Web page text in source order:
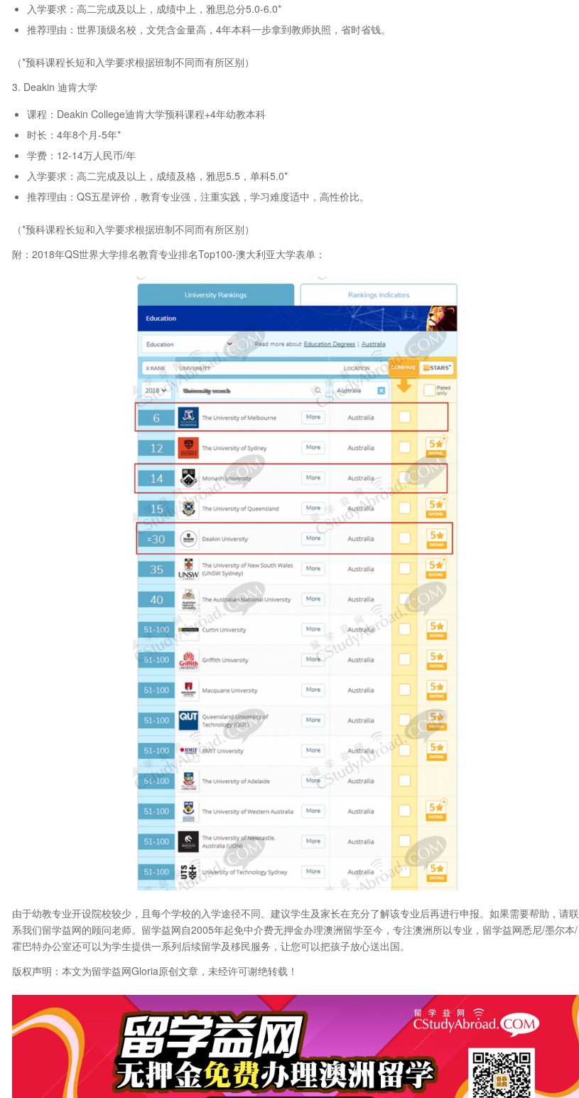
入学要求：高二完成及以上，成绩中上，雅思总分5.0-6.0*
推荐理由：世界顶级名校，文凭含金量高，4年本科一步拿到教师执照，省时省钱。
（*预科课程长短和入学要求根据班制不同而有所区别）
3. Deakin 迪肯大学
课程：Deakin College迪肯大学预科课程+4年幼教本科
时长：4年8个月-5年*
学费：12-14万人民币/年
入学要求：高二完成及以上，成绩及格，雅思5.5，单科5.0*
推荐理由：QS五星评价，教育专业强，注重实践，学习难度适中，高性价比。
（*预科课程长短和入学要求根据班制不同而有所区别）
附：2018年QS世界大学排名教育专业排名Top100-澳大利亚大学表单：
由于幼教专业开设院校较少，且每个学校的入学途径不同。建议学生及家长在充分了解该专业后再进行申报。如果需要帮助，请联
系我们留学益网的顾问老师。留学益网自2005年起免中介费无押金办理澳洲留学至今，专注澳洲所以专业，留学益网悉尼/墨尔本/
霍巴特办公室还可以为学生提供一系列后续留学及移民服务，让您可以把孩子放心送出国。
版权声明：本文为留学益网Gloria原创文章，未经许可谢绝转载！